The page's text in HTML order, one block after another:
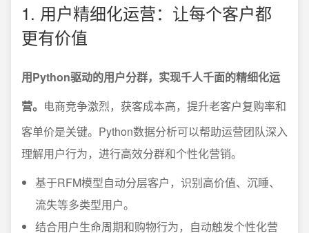
1. 用户精细化运营：让每个客户都
更有价值
用Python驱动的用户分群，实现千人千面的精细化运
营。 电商竞争激烈，获客成本高，提升老客户复购率和
客单价是关键。Python数据分析可以帮助运营团队深入
理解用户行为，进行高效分群和个性化营销。
基于RFM模型自动分层客户，识别高价值、沉睡、
流失等多类型用户。
结合用户生命周期和购物行为，自动触发个性化营